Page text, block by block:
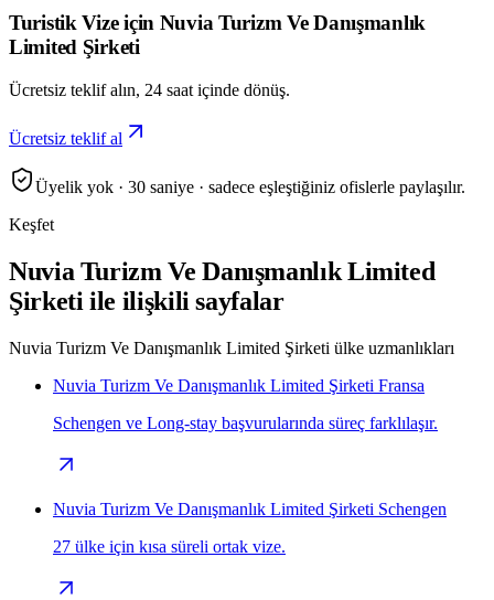
Turistik Vize için Nuvia Turizm Ve Danışmanlık
Limited Şirketi
Ücretsiz teklif alın, 24 saat içinde dönüş.
Ücretsiz teklif al
Üyelik yok · 30 saniye · sadece eşleştiğiniz ofislerle paylaşılır.
Keşfet
Nuvia Turizm Ve Danışmanlık Limited
Şirketi ile ilişkili sayfalar
Nuvia Turizm Ve Danışmanlık Limited Şirketi ülke uzmanlıkları
Nuvia Turizm Ve Danışmanlık Limited Şirketi Fransa
Schengen ve Long-stay başvurularında süreç farklılaşır.
Nuvia Turizm Ve Danışmanlık Limited Şirketi Schengen
27 ülke için kısa süreli ortak vize.